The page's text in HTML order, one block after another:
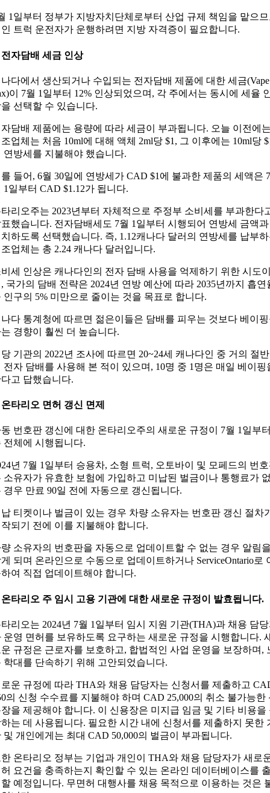
1일부터 정부가 지방자치단체로부터 산업 규제 책임을 맡으
트럭 운전자가 운행하려면 지방 자격증이 필요합니다.
전자담배 세금 인상
다에서 생산되거나 수입되는 전자담배 제품에 대한 세금(Vape
이 7월 1일부터 12% 인상되었으며, 각 주에서는 동시에 세율
선택할 수 있습니다.
담배 제품에는 용량에 따라 세금이 부과됩니다. 오늘 이전에
업체는 처음 10ml에 대해 액체 2ml당 $1, 그 이후에는 10ml당
연방세를 지불해야 했습니다.
들어, 6월 30일에 연방세가 CAD $1에 불과한 제품의 세액은 7
1일부터 CAD $1.12가 됩니다.
리오주는 2023년부터 자체적으로 주정부 소비세를 부과한다
했습니다. 전자담배세도 7월 1일부터 시행되어 연방세 금액과
하도록 선택했습니다. 즉, 1.12캐나다 달러의 연방세를 납부
업체는 총 2.24 캐나다 달러입니다.
세 인상은 캐나다인의 전자 담배 사용을 억제하기 위한 시도
국가의 담배 전략은 2024년 연방 예산에 따라 2035년까지 흡연
인구의 5% 미만으로 줄이는 것을 목표로 합니다.
다 통계청에 따르면 젊은이들은 담배를 피우는 것보다 베이
경향이 훨씬 더 높습니다.
기관의 2022년 조사에 따르면 20~24세 캐나다인 중 거의 절반
전자 담배를 사용해 본 적이 있으며, 10명 중 1명은 매일 베이핑
고 답했습니다.
온타리오 면허 갱신 면제
번호판 갱신에 대한 온타리오주의 새로운 규정이 7월 1일부
전체에 시행됩니다.
년 7월 1일부터 승용차, 소형 트럭, 오토바이 및 모페드의 번
소유자가 유효한 보험에 가입하고 미납된 벌금이나 통행료가
경우 만료 90일 전에 자동으로 갱신됩니다.
티켓이나 벌금이 있는 경우 차량 소유자는 번호판 갱신 절차
되기 전에 이를 지불해야 합니다.
소유자의 번호판을 자동으로 업데이트할 수 없는 경우 알림
되며 온라인으로 수동으로 업데이트하거나 ServiceOntario로
여 직접 업데이트해야 합니다.
온타리오 주 임시 고용 기관에 대한 새로운 규정이 발효됩니다.
리오는 2024년 7월 1일부터 임시 지원 기관(THA)과 채용 담
운영 면허를 보유하도록 요구하는 새로운 규정을 시행합니다.
규정은 근로자를 보호하고, 합법적인 사업 운영을 보장하며,
학대를 단속하기 위해 고안되었습니다.
운 규정에 따라 THA와 채용 담당자는 신청서를 제출하고
의 신청 수수료를 지불해야 하며 CAD 25,000의 취소 불가능한
을 제공해야 합니다. 이 신용장은 미지급 임금 및 기타 비용을
는 데 사용됩니다. 필요한 시간 내에 신청서를 제출하지 못한
및 개인에게는 최대 CAD 50,000의 벌금이 부과됩니다.
온타리오 정부는 기업과 개인이 THA와 채용 담당자가 새로
요건을 충족하는지 확인할 수 있는 온라인 데이터베이스를
예정입니다. 무면허 대행사를 채용 목적으로 이용하는 것은